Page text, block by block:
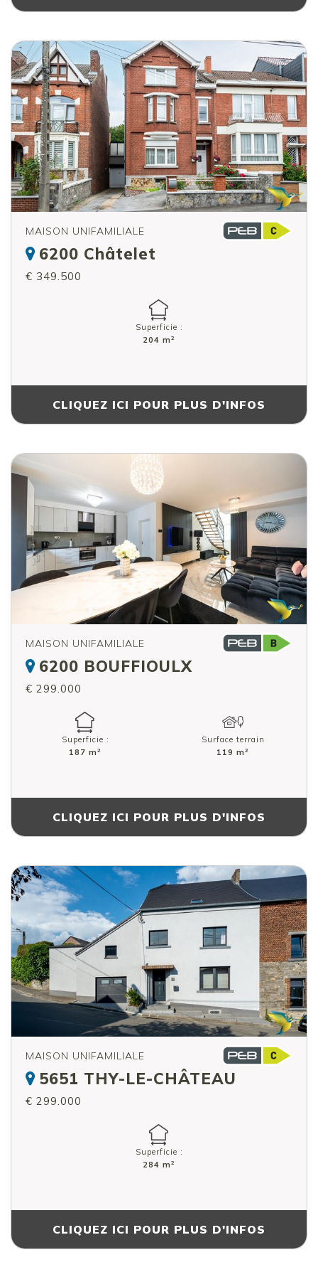
MAISON UNIFAMILIALE
6200 Châtelet
€ 349.500
Superficie :
204 m 2
CLIQUEZ ICI POUR PLUS D'INFOS
MAISON UNIFAMILIALE
6200 BOUFFIOULX
€ 299.000
Superficie :
187 m 2
Surface terrain
119 m 2
CLIQUEZ ICI POUR PLUS D'INFOS
MAISON UNIFAMILIALE
5651 THY-LE-CHÂTEAU
€ 299.000
Superficie :
284 m 2
CLIQUEZ ICI POUR PLUS D'INFOS